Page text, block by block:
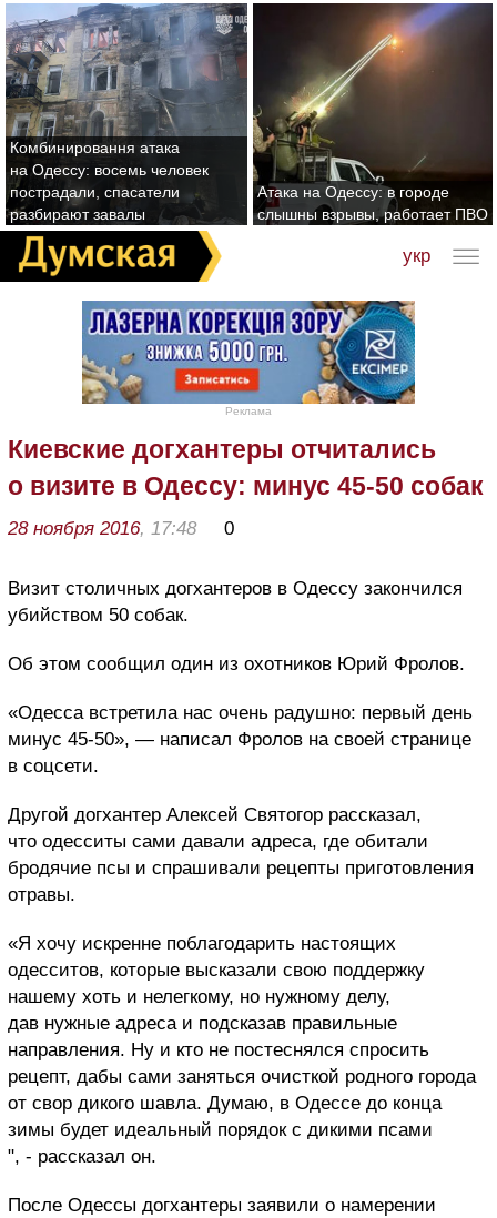
Комбинировання атака
на Одессу: восемь человек
пострадали, спасатели
разбирают завалы
Атака на Одессу: в городе
слышны взрывы, работает ПВО
укр
Реклама
Киевские догхантеры отчитались
о визите в Одессу: минус 45-50 собак
28 ноября 2016, 17:48 0
Визит столичных догхантеров в Одессу закончился
убийством 50 собак.
Об этом сообщил один из охотников Юрий Фролов.
«Одесса встретила нас очень радушно: первый день
минус 45-50», — написал Фролов на своей странице
в соцсети.
Другой догхантер Алексей Святогор рассказал,
что одесситы сами давали адреса, где обитали
бродячие псы и спрашивали рецепты приготовления
отравы.
«Я хочу искренне поблагодарить настоящих
одесситов, которые высказали свою поддержку
нашему хоть и нелегкому, но нужному делу,
дав нужные адреса и подсказав правильные
направления. Ну и кто не постеснялся спросить
рецепт, дабы сами заняться очисткой родного города
от свор дикого шавла. Думаю, в Одессе до конца
зимы будет идеальный порядок с дикими псами
", - рассказал он.
После Одессы догхантеры заявили о намерении